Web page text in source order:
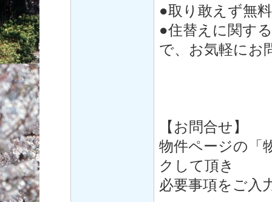
●取り敢えず無
●住替えに関す
で、お気軽に
【お問合せ】
物件ページの「
クして頂き
必要事項をご入